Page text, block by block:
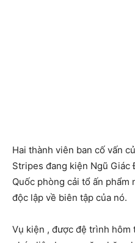
Hai thành viên ban cố vấn
Stripes đang kiện Ngũ Giác
Quốc phòng cải tổ ấn phẩm
độc lập về biên tập của nó.
Vụ kiện , được đệ trình hôm